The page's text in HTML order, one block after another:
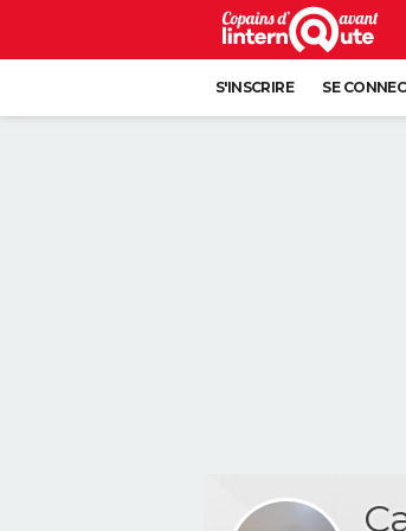
S'INSCRIRE SE